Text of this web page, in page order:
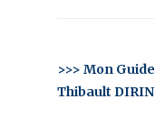
>>> Mon
Thibault